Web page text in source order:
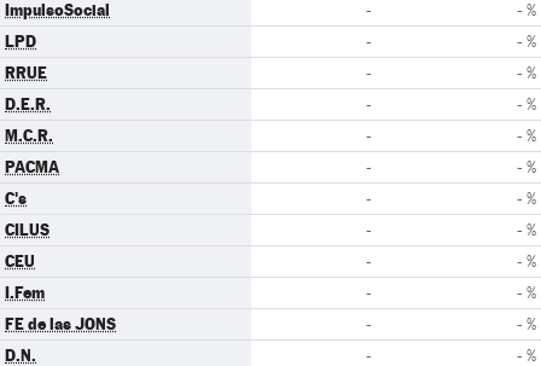
ImpulsoSocial - - %
LPD - - %
RRUE - - %
D.E.R. - - %
M.C.R. - - %
PACMA - - %
C's - - %
CILUS - - %
CEU - - %
I.Fem - - %
FE de las JONS - - %
D.N. - - %